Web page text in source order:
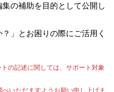
の補助を目的として公開し
」とお困りの際にご活用く
の記述に関しては、サポート対象
いただますようお願い申し上げま